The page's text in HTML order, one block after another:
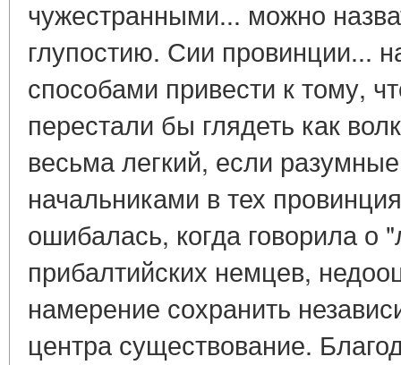
чужестранными... можно
глупостию. Сии провинции...
способами привести к тому,
перестали бы глядеть как
весьма легкий, если
начальниками в тех
ошибалась, когда говорила о
прибалтийских немцев,
намерение сохранить
центра существование.